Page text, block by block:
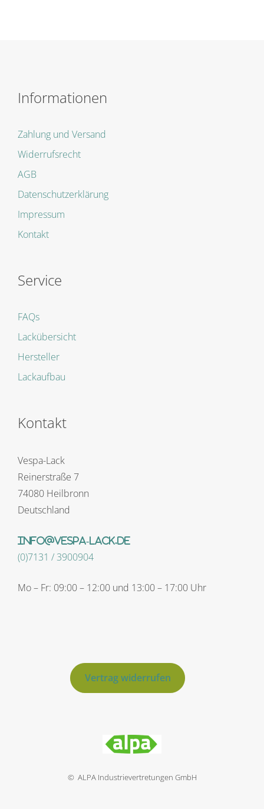
Informationen
Zahlung und Versand
Widerrufsrecht
AGB
Datenschutzerklärung
Impressum
Kontakt
Service
FAQs
Lackübersicht
Hersteller
Lackaufbau
Kontakt
Vespa-Lack
Reinerstraße 7
74080 Heilbronn
Deutschland
info@vespa-lack.de
(0)7131 / 3900904
Mo – Fr: 09:00 – 12:00 und 13:00 – 17:00 Uhr
Vertrag widerrufen
© ALPA Industrievertretungen GmbH